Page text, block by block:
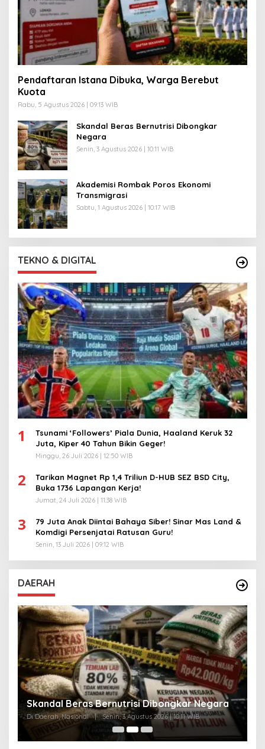
Pendaftaran Istana Dibuka, Warga Berebut
Kuota
Rabu, 5 Agustus 2026 | 09:13 WIB
Skandal Beras Bernutrisi Dibongkar
Negara
Senin, 3 Agustus 2026 | 10:11 WIB
Akademisi Rombak Poros Ekonomi
Transmigrasi
Sabtu, 1 Agustus 2026 | 10:17 WIB
TEKNO & DIGITAL
1
Tsunami ‘Followers’ Piala Dunia, Haaland Keruk 32
Juta, Kiper 40 Tahun Bikin Geger!
Minggu, 26 Juli 2026 | 12:50 WIB
2
Tarikan Magnet Rp 1,4 Triliun D-HUB SEZ BSD City,
Buka 1736 Lapangan Kerja!
Jumat, 24 Juli 2026 | 11:38 WIB
3
79 Juta Anak Diintai Bahaya Siber! Sinar Mas Land &
Komdigi Persenjatai Ratusan Guru!
Senin, 13 Juli 2026 | 09:12 WIB
DAERAH
Skandal Beras Bernutrisi Dibongkar Negara
Di Daerah, Nasional | Senin, 3 Agustus 2026 | 10:11 WIB